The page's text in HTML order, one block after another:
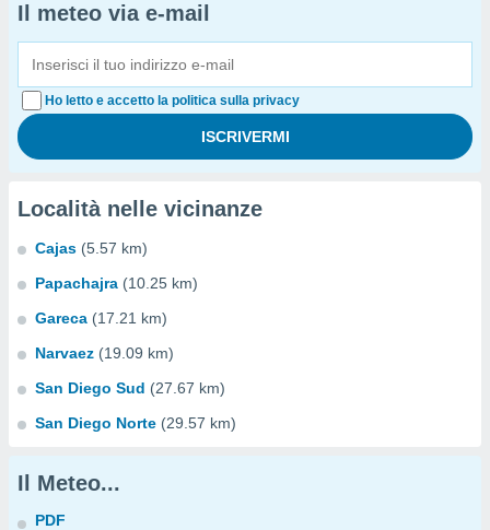
Il meteo via e-mail
Ho letto e accetto la politica sulla privacy
Località nelle vicinanze
Cajas (5.57 km)
Papachajra (10.25 km)
Gareca (17.21 km)
Narvaez (19.09 km)
San Diego Sud (27.67 km)
San Diego Norte (29.57 km)
Il Meteo...
PDF